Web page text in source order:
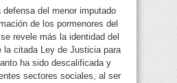
del menor imputado
de los pormenores del
revele más la identidad del
la citada Ley de Justicia para
ha sido descalificada y
sectores sociales, al ser